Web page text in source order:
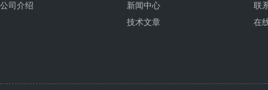
公司介绍
新闻中心
技术文章
联
在